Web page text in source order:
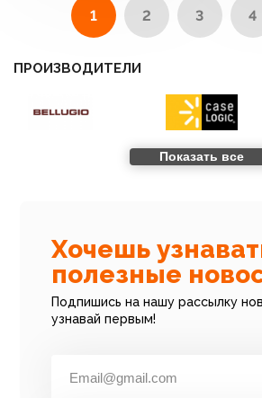
1 2 3 4
ПРОИЗВОДИТЕЛИ
Показать все
Хочешь
полезные
Подпишись на нашу рассылку
узнавай первым!